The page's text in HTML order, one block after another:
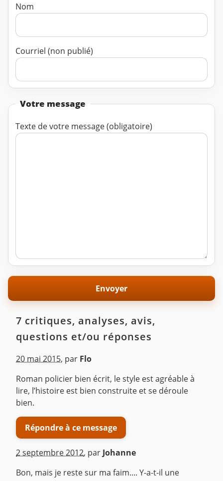
Nom
Courriel (non publié)
Votre message
Texte de votre message (obligatoire)
7 critiques, analyses, avis,
questions et/ou réponses
20 mai 2015, par Flo
Roman policier bien écrit, le style est agréable à
lire, l’histoire est bien construite et se déroule
bien.
Répondre à ce message
2 septembre 2012, par Johanne
Bon, mais je reste sur ma faim.... Y-a-t-il une